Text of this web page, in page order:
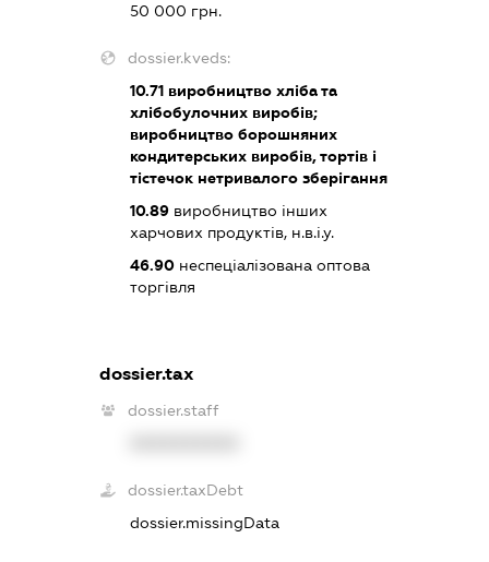
50 000 грн.
dossier.kveds:
10.71виробництво хліба та
хлібобулочних виробів;
виробництво борошняних
кондитерських виробів, тортів і
тістечок нетривалого зберігання
10.89виробництво інших
харчових продуктів, н.в.і.у.
46.90неспеціалізована оптова
торгівля
dossier.tax
dossier.staff
dossier.taxDebt
dossier.missingData